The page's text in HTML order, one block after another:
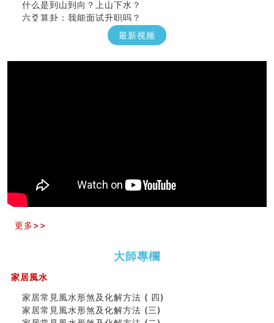
六爻算卦：我能面试升职吗？
《高岛易断》(一)
朱德總司命造 (名⼈⼋字淺析九）
如何给企业起名才能提高影响力
口相與命運
六爻測住宅風水 (五)
一篇文章解答八字命理所有困惑
姓名字义玄机藏凶吉
套房風水怎麼看？ 租屋風水禁忌有哪些？搬家禁忌要注
精选1500个五行属金的字
玄空本义(九)
最新视频
更多>>
大師專欄
家居風水
家居常見風水形煞及化解方法 ( 四)
家居常見風水形煞及化解方法 (三)